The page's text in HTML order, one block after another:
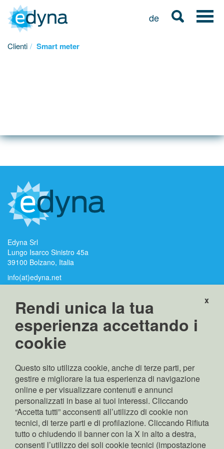
de
Clienti Smart meter
Edyna Srl
Lungo Isarco Sinistro 45a
39100 Bolzano, Italia
info(at)edyna.net
edyna(at)pec.edyna.net
Nr. iscrizione RI
Bolzano: 02689370217
Capitale sociale:
Rappresentante legale:
Pierpaolo Zamunaro
Copyright: © Edyna Srl
cerca
Rendi unica la tua
esperienza accettando i
cookie
Questo sito utilizza cookie, anche di terze parti, per
gestire e migliorare la tua esperienza di navigazione
online e per visualizzare contenuti e annunci
personalizzati in base ai tuoi interessi. Cliccando
“Accetta tutti” acconsenti all’utilizzo di cookie non
tecnici, di terze parti e di profilazione. Cliccando Rifiuta
tutto o chiudendo il banner con la X in alto a destra,
consenti l’utilizzo dei soli cookie tecnici (impostazione
x